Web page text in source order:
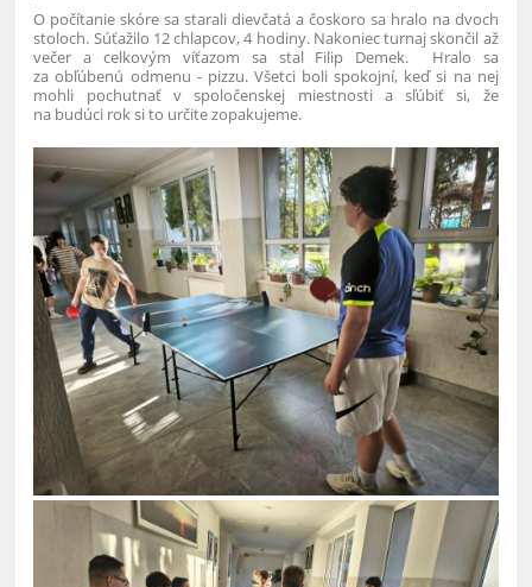
O počítanie skóre sa starali dievčatá a čoskoro sa hralo na dvoch
stoloch. Súťažilo 12 chlapcov, 4 hodiny. Nakoniec turnaj skončil až
večer a celkovým víťazom sa stal Filip Demek. Hralo sa
za obľúbenú odmenu - pizzu. Všetci boli spokojní, keď si na nej
mohli pochutnať v spoločenskej miestnosti a sľúbiť si, že
na budúci rok si to určite zopakujeme.